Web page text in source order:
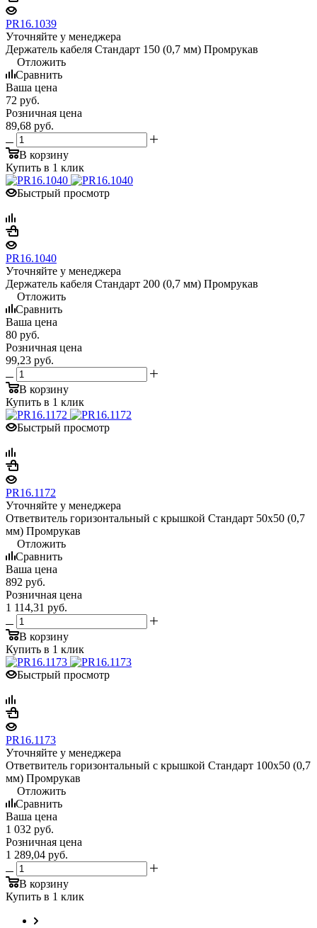
PR16.1039
Уточняйте у менеджера
Держатель кабеля Стандарт 150 (0,7 мм) Промрукав
Отложить
Сравнить
Ваша цена
72 руб.
Розничная цена
89,68 руб.
В корзину
Купить в 1 клик
Быстрый просмотр
PR16.1040
Уточняйте у менеджера
Держатель кабеля Стандарт 200 (0,7 мм) Промрукав
Отложить
Сравнить
Ваша цена
80 руб.
Розничная цена
99,23 руб.
В корзину
Купить в 1 клик
Быстрый просмотр
PR16.1172
Уточняйте у менеджера
Ответвитель горизонтальный с крышкой Стандарт 50х50 (0,7
мм) Промрукав
Отложить
Сравнить
Ваша цена
892 руб.
Розничная цена
1 114,31 руб.
В корзину
Купить в 1 клик
Быстрый просмотр
PR16.1173
Уточняйте у менеджера
Ответвитель горизонтальный с крышкой Стандарт 100х50 (0,7
мм) Промрукав
Отложить
Сравнить
Ваша цена
1 032 руб.
Розничная цена
1 289,04 руб.
В корзину
Купить в 1 клик